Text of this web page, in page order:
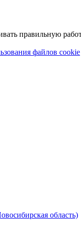
правильную
файлов cookie
область)